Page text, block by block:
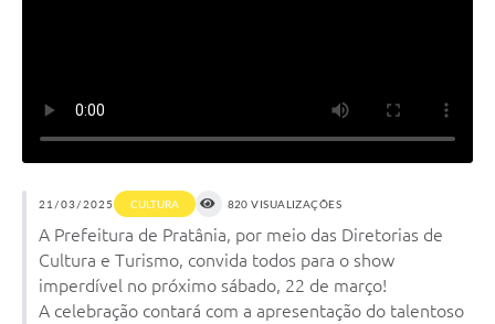
21/03/2025 CULTURA 820 VISUALIZAÇÕES
A Prefeitura de Pratânia, por meio das Diretorias de
Cultura e Turismo, convida todos para o show
imperdível no próximo sábado, 22 de março!
A celebração contará com a apresentação do talentoso